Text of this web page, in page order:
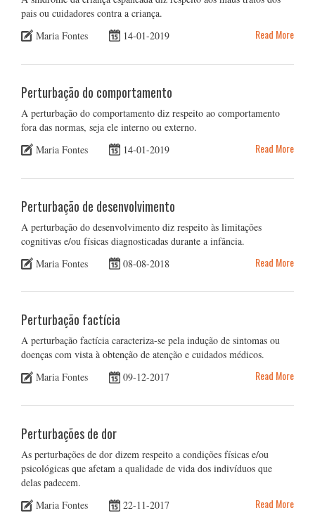
pais ou cuidadores contra a criança.
Maria Fontes
14-01-2019 Read More
Perturbação do comportamento
A perturbação do comportamento diz respeito ao comportamento
fora das normas, seja ele interno ou externo.
Maria Fontes
14-01-2019 Read More
Perturbação de desenvolvimento
A perturbação do desenvolvimento diz respeito às limitações
cognitivas e/ou físicas diagnosticadas durante a infância.
Maria Fontes
08-08-2018 Read More
Perturbação factícia
A perturbação factícia caracteriza-se pela indução de sintomas ou
doenças com vista à obtenção de atenção e cuidados médicos.
Maria Fontes
09-12-2017 Read More
Perturbações de dor
As perturbações de dor dizem respeito a condições físicas e/ou
psicológicas que afetam a qualidade de vida dos indivíduos que
delas padecem.
Maria Fontes
22-11-2017 Read More